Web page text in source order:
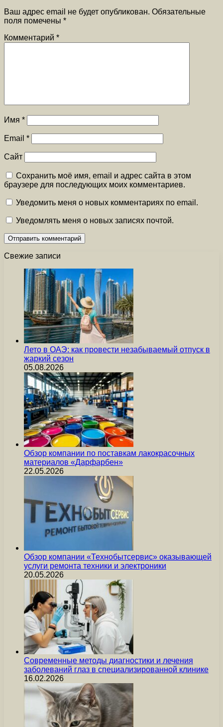
Ваш адрес email не будет опубликован. Обязательные
поля помечены *
Комментарий *
Имя *
Email *
Сайт
Сохранить моё имя, email и адрес сайта в этом
браузере для последующих моих комментариев.
Уведомить меня о новых комментариях по email.
Уведомлять меня о новых записях почтой.
Свежие записи
Лето в ОАЭ: как провести незабываемый отпуск в
жаркий сезон
05.08.2026
Обзор компании по поставкам лакокрасочных
материалов «Дарфарбен»
22.05.2026
Обзор компании «Технобытсервис» оказывающей
услуги ремонта техники и электроники
20.05.2026
Современные методы диагностики и лечения
заболеваний глаз в специализированной клинике
16.02.2026